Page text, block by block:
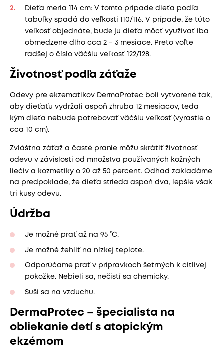
Dieťa meria 114 cm: V tomto prípade dieťa podľa
tabuľky spadá do veľkosti 110/116. V prípade, že túto
veľkosť objednáte, bude ju dieťa môcť využívať iba
obmedzene dlho cca 2 – 3 mesiace. Preto voľte
radšej o číslo väčšiu veľkosť 122/128.
Životnosť podľa záťaže
Odevy pre ekzematikov DermaProtec boli vytvorené tak,
aby dieťaťu vydržali aspoň zhruba 12 mesiacov, teda
kým dieťa nebude potrebovať väčšiu veľkosť (vyrastie o
cca 10 cm).
Zvláštna záťaž a časté pranie môžu skrátiť životnosť
odevu v závislosti od množstva používaných kožných
liečiv a kozmetiky o 20 až 50 percent. Odhad zakladáme
na predpoklade, že dieťa strieda aspoň dva, lepšie však
tri kusy odevu.
Údržba
Je možné prať až na 95 °C.
Je možné žehliť na nízkej teplote.
Odporúčame prať v prípravkoch šetrných k citlivej
pokožke. Nebieli sa, nečistí sa chemicky.
Suší sa na vzduchu.
DermaProtec – špecialista na
obliekanie detí s atopickým
ekzémom